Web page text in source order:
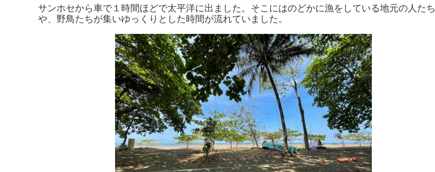
サンホセから車で１時間ほどで太平洋に出ました。そこにはのどかに漁をしている地元の人たち
や、野鳥たちが集いゆっくりとした時間が流れていました。